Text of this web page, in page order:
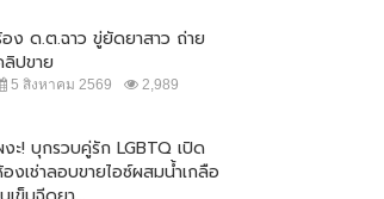
ง ด.ต.ฉาว ขู่ยัดยาสาว ถ่าย
ปขาย
5 สิงหาคม 2569 2,989
ะ! บุกรวบคู่รัก LGBTQ เปิด
งเช่าลอบขายไอซ์ผสมน้ำเกลือ